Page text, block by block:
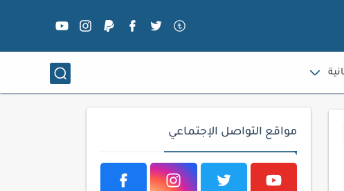
مواقع التواصل الإجتماعي